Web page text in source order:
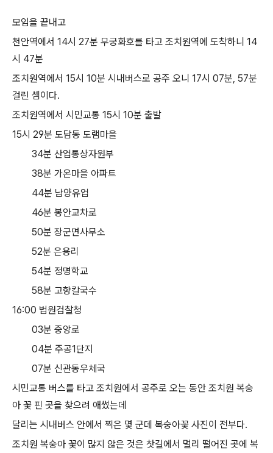
모임을 끝내고
천안역에서 14시 27분 무궁화호를 타고 조치원역에 도착하니 14
시 47분
조치원역에서 15시 10분 시내버스로 공주 오니 17시 07분, 57분
걸린 셈이다.
조치원역에서 시민교통 15시 10분 출발
15시 29분 도담동 도램마을
34분 산업통상자원부
38분 가온마을 아파트
44분 남양유업
46분 봉안교차로
50분 장군면사무소
52분 은용리
54분 정명학교
58분 고향칼국수
16:00 법원검찰청
03분 중앙로
04분 주공1단지
07분 신관동우체국
시민교통 버스를 타고 조치원에서 공주로 오는 동안 조치원 복숭
아 꽃 핀 곳을 찾으려 애썼는데
달리는 시내버스 안에서 찍은 몇 군데 복숭아꽃 사진이 전부다.
조치원 복숭아 꽃이 많지 않은 것은 찻길에서 멀리 떨어진 곳에 복